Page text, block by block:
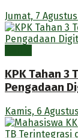
Jumat, 7
KPK Tahan 3
Pengadaan
Kamis, 6